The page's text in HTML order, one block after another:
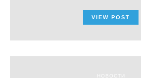
VIEW POST
НОВОСТИ